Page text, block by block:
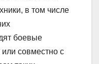
в том числе
боевые
совместно с